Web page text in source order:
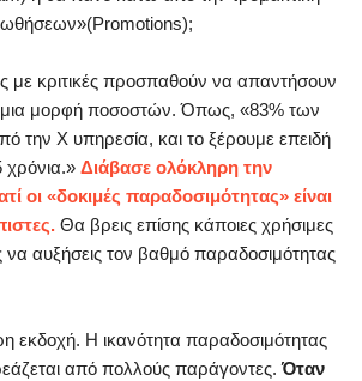
με κριτικές προσπαθούν να απαντήσουν
μορφή ποσοστών. Όπως, «83% των
την Χ υπηρεσία, και το ξέρουμε επειδή
χρόνια.» Διάβασε ολόκληρη την
οι «δοκιμές παραδοσιμότητας» είναι
Θα βρεις επίσης κάποιες χρήσιμες
να αυξήσεις τον βαθμό παραδοσιμότητας
εκδοχή. Η ικανότητα παραδοσιμότητας
από πολλούς παράγοντες.Όταν